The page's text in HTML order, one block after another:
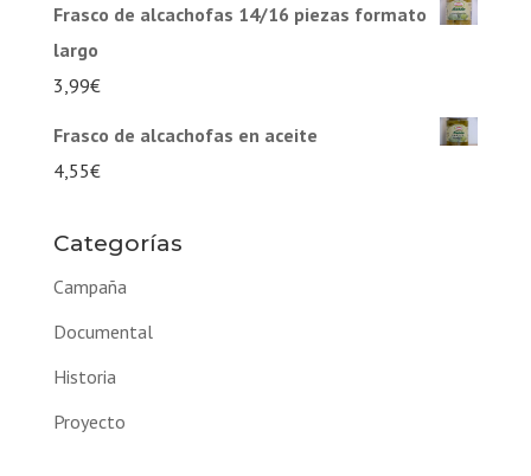
Frasco de alcachofas 14/16 piezas formato
largo
3,99€
Frasco de alcachofas en aceite
4,55€
Categorías
Campaña
Documental
Historia
Proyecto